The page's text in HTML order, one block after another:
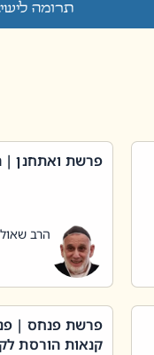
תרומה
פרשת ואתחנן |
הרב
פרשת פנחס |
קנאות הורסת